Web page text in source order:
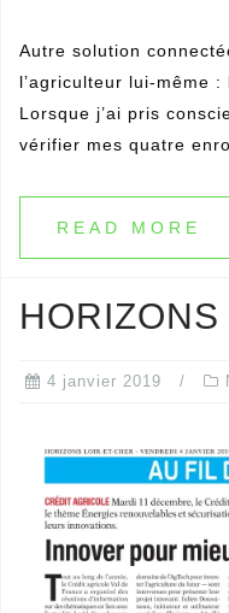
vérifier mes quatre
READ MORE